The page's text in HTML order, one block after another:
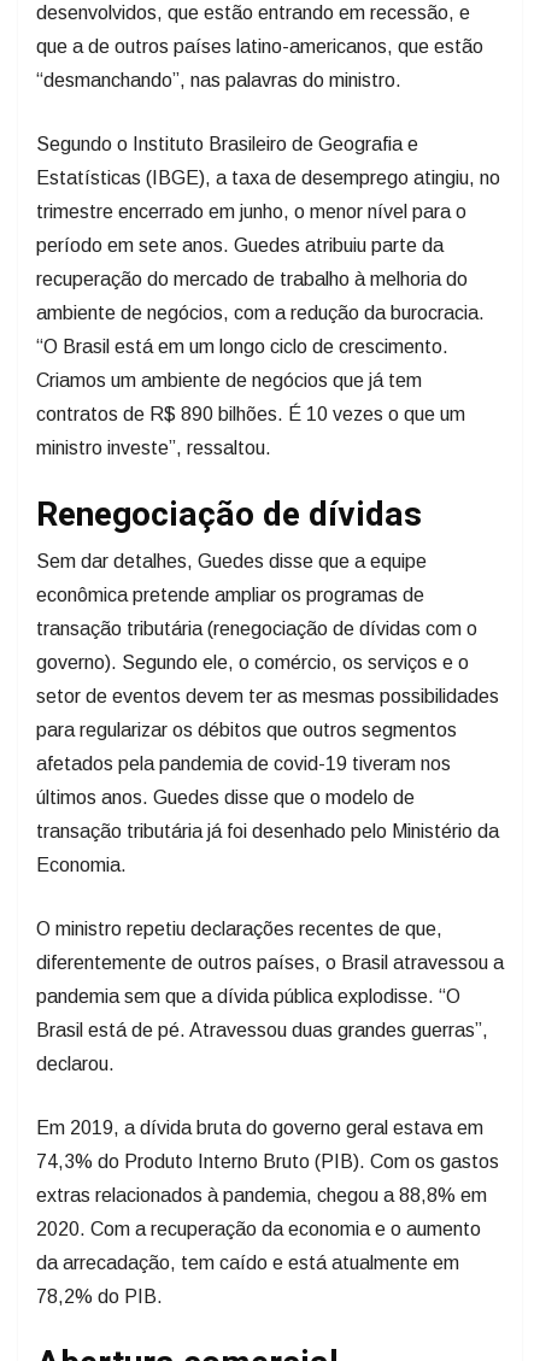
desenvolvidos, que estão entrando em recessão, e
que a de outros países latino-americanos, que estão
“desmanchando”, nas palavras do ministro.
Segundo o Instituto Brasileiro de Geografia e
Estatísticas (IBGE), a taxa de desemprego atingiu, no
trimestre encerrado em junho, o menor nível para o
período em sete anos. Guedes atribuiu parte da
recuperação do mercado de trabalho à melhoria do
ambiente de negócios, com a redução da burocracia.
“O Brasil está em um longo ciclo de crescimento.
Criamos um ambiente de negócios que já tem
contratos de R$ 890 bilhões. É 10 vezes o que um
ministro investe”, ressaltou.
Renegociação de dívidas
Sem dar detalhes, Guedes disse que a equipe
econômica pretende ampliar os programas de
transação tributária (renegociação de dívidas com o
governo). Segundo ele, o comércio, os serviços e o
setor de eventos devem ter as mesmas possibilidades
para regularizar os débitos que outros segmentos
afetados pela pandemia de covid-19 tiveram nos
últimos anos. Guedes disse que o modelo de
transação tributária já foi desenhado pelo Ministério da
Economia.
O ministro repetiu declarações recentes de que,
diferentemente de outros países, o Brasil atravessou a
pandemia sem que a dívida pública explodisse. “O
Brasil está de pé. Atravessou duas grandes guerras”,
declarou.
Em 2019, a dívida bruta do governo geral estava em
74,3% do Produto Interno Bruto (PIB). Com os gastos
extras relacionados à pandemia, chegou a 88,8% em
2020. Com a recuperação da economia e o aumento
da arrecadação, tem caído e está atualmente em
78,2% do PIB.